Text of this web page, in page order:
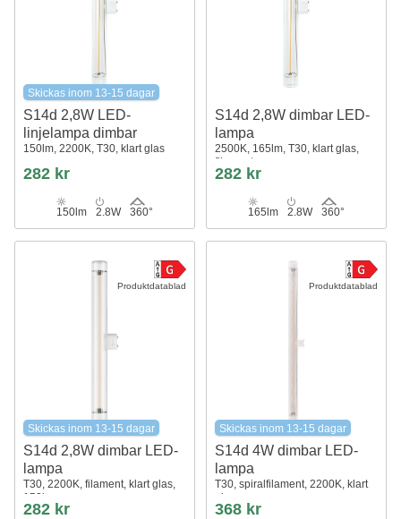
Skickas inom 13-15 dagar
S14d 2,8W LED-
linjelampa dimbar
150lm, 2200K, T30, klart glas
282 kr
150lm 2.8W 360°
S14d 2,8W dimbar LED-
lampa
2500K, 165lm, T30, klart glas,
filament
282 kr
165lm 2.8W 360°
Produktdatablad
Skickas inom 13-15 dagar
S14d 2,8W dimbar LED-
lampa
T30, 2200K, filament, klart glas,
150lm
282 kr
Produktdatablad
Skickas inom 13-15 dagar
S14d 4W dimbar LED-
lampa
T30, spiralfilament, 2200K, klart
glas
368 kr